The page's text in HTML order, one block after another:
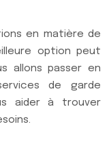
en matière de
option peut
allons passer en
de garde
aider à trouver